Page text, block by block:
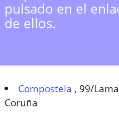
pulsado en el
de ellos.
Compostela , 99/
Coruña